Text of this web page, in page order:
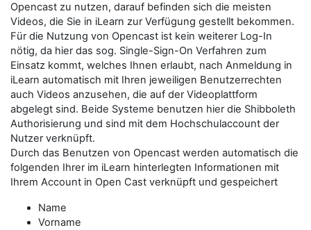
Opencast zu nutzen, darauf befinden sich die meisten
Videos, die Sie in iLearn zur Verfügung gestellt bekommen.
Für die Nutzung von Opencast ist kein weiterer Log-In
nötig, da hier das sog. Single-Sign-On Verfahren zum
Einsatz kommt, welches Ihnen erlaubt, nach Anmeldung in
iLearn automatisch mit Ihren jeweiligen Benutzerrechten
auch Videos anzusehen, die auf der Videoplattform
abgelegt sind. Beide Systeme benutzen hier die Shibboleth
Authorisierung und sind mit dem Hochschulaccount der
Nutzer verknüpft.
Durch das Benutzen von Opencast werden automatisch die
folgenden Ihrer im iLearn hinterlegten Informationen mit
Ihrem Account in Open Cast verknüpft und gespeichert
Name
Vorname